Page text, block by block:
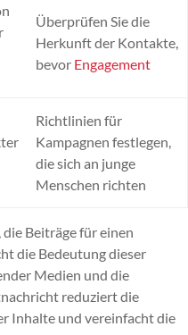
Überprüfen Sie die
Herkunft der Kontakte,
bevor Engagement
Richtlinien für
Kampagnen festlegen,
die sich an junge
Menschen richten
Beiträge für einen
die Bedeutung dieser
Medien und die
reduziert die
Inhalte und vereinfacht die